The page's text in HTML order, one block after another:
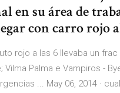
en su área de
con carro rojo
rojo a las 6 llevaba un
Palma e Vampiros -
... May 06, 2014 ·